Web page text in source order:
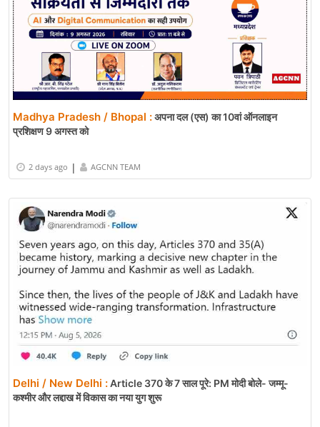
Madhya Pradesh / Bhopal :अपना दल (एस) का 10वां ऑनलाइन
प्रशिक्षण 9 अगस्त को
2 days ago | AGCNN TEAM
Delhi / New Delhi :Article 370 के 7 साल पूरे: PM मोदी बोले- जम्मू-
कश्मीर और लद्दाख में विकास का नया युग शुरू